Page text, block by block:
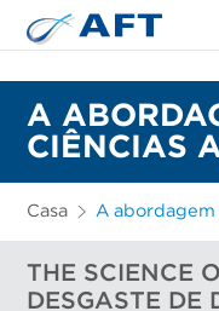
A
CIÊNCIAS
Casa A abordagem
THE SCIENCE
DESGASTE DE